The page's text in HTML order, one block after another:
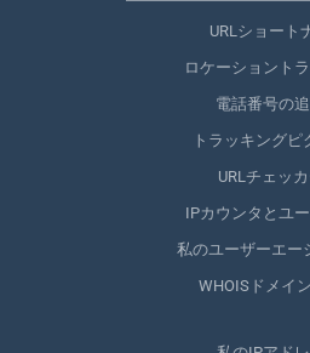
URLショート
ロケーショント
電話番号の
トラッキングピ
URLチェッ
IPカウンタとユ
私のユーザーエー
WHOISドメイ